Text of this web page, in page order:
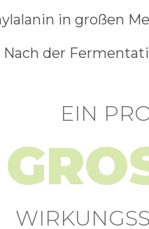
in großen
der
EIN